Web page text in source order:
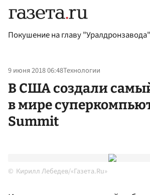
Покушение на главу "Уралдронзавода"
9 июня 2018 06:48Технологии
В США создали
в мире
Summit
Кирилл Лебедев/«Газета.Ru»